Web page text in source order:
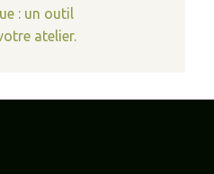
: un outil
atelier.